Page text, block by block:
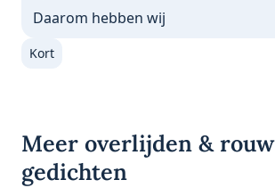
Volgende gedicht:
Daarom hebben wij
Kort
Meer overlijden & rouw
gedichten